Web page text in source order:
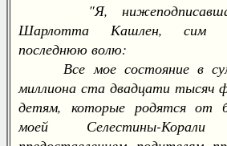
"Я,
Шарлотта Кашлен, сим
последнюю волю:
Все мое состояние в
миллиона ста двадцати тысяч
детям, которые родятся от
моей Селестины-